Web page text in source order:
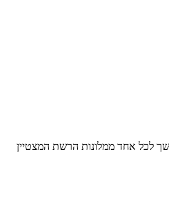
לכל אחד ממלונות הרשת המצטיין